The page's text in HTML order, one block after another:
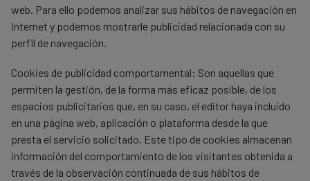
web. Para ello podemos analizar sus hábitos de navegación en
Internet y podemos mostrarle publicidad relacionada con su
perfil de navegación.
Cookies de publicidad comportamental: Son aquellas que
permiten la gestión, de la forma más eficaz posible, de los
espacios publicitarios que, en su caso, el editor haya incluido
en una página web, aplicación o plataforma desde la que
presta el servicio solicitado. Este tipo de cookies almacenan
información del comportamiento de los visitantes obtenida a
través de la observación continuada de sus hábitos de